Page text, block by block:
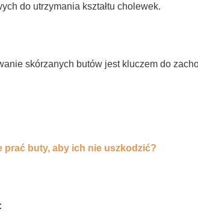
do utrzymania kształtu cholewek.
skórzanych butów jest kluczem do
prać buty, aby ich nie uszkodzić?